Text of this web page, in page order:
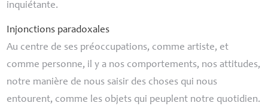
inquiétante.
Injonctions paradoxales
Au centre de ses préoccupations, comme artiste, et
comme personne, il y a nos comportements, nos attitudes,
notre manière de nous saisir des choses qui nous
entourent, comme les objets qui peuplent notre quotidien.